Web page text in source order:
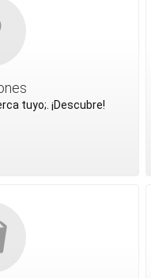
tuyo;. ¡Descubre!